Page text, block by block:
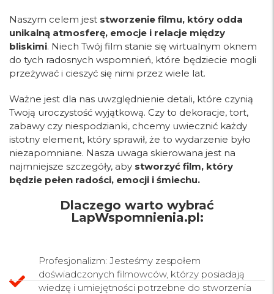
Naszym celem jest stworzenie filmu, który odda
unikalną atmosferę, emocje i relacje między
bliskimi. Niech Twój film stanie się wirtualnym oknem
do tych radosnych wspomnień, które będziecie mogli
przeżywać i cieszyć się nimi przez wiele lat.
Ważne jest dla nas uwzględnienie detali, które czynią
Twoją uroczystość wyjątkową. Czy to dekoracje, tort,
zabawy czy niespodzianki, chcemy uwiecznić każdy
istotny element, który sprawił, że to wydarzenie było
niezapomniane. Nasza uwaga skierowana jest na
najmniejsze szczegóły, aby stworzyć film, który
będzie pełen radości, emocji i śmiechu.
Dlaczego warto wybrać
LapWspomnienia.pl:
Profesjonalizm: Jesteśmy zespołem
doświadczonych filmowców, którzy posiadają
wiedzę i umiejętności potrzebne do stworzenia